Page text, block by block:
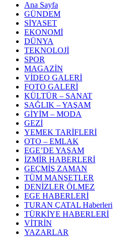
Ana Sayfa
GÜNDEM
SİYASET
EKONOMİ
DÜNYA
TEKNOLOJİ
SPOR
MAGAZİN
VİDEO GALERİ
FOTO GALERİ
KÜLTÜR – SANAT
SAĞLIK – YAŞAM
GİYİM – MODA
GEZİ
YEMEK TARİFLERİ
OTO – EMLAK
EGE’DE YAŞAM
İZMİR HABERLERİ
GEÇMİŞ ZAMAN
TÜM MANŞETLER
DENİZLER ÖLMEZ
EGE HABERLERİ
TURAN ÇATAL Haberleri
TÜRKİYE HABERLERİ
VİTRİN
YAZARLAR